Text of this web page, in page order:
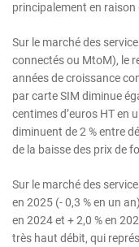
principalement en raison
Sur le marché des
connectés ou MtoM), le
années de croissance
par carte SIM diminue
centimes d’euros HT en
diminuent de 2 % entre
de la baisse des prix de
Sur le marché des
en 2025 (- 0,3 % en un
en 2024 et + 2,0 % en
très haut débit, qui